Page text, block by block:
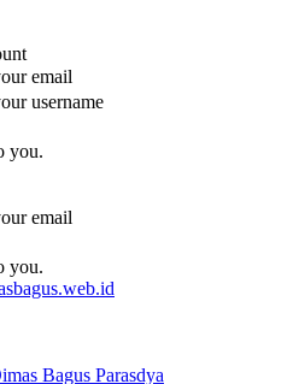
email
username
you.
email
you.